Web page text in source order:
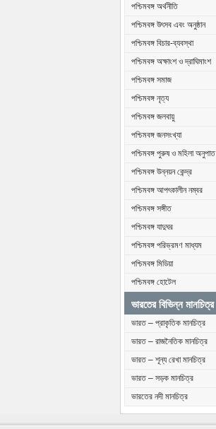
পশ্চিমবঙ্গ অর্থনীতি
পশ্চিমবঙ্গ উৎসব এবং অনুষ্ঠান
পশ্চিমবঙ্গ বিচার-ব্যবস্থা
পশ্চিমবঙ্গ অক্ষাংশ ও দ্রাঘিমাংশ
পশ্চিমবঙ্গ সমাজ
পশ্চিমবঙ্গ নৃত্য
পশ্চিমবঙ্গ জলবায়ু
পশ্চিমবঙ্গ জনসংখ্যা
পশ্চিমবঙ্গ পুরুষ ও মহিলা অনুপাত
পশ্চিমবঙ্গ উন্নয়ন কেন্দ্র
পশ্চিমবঙ্গ আপৎকালীন নম্বর
পশ্চিমবঙ্গ সঙ্গীত
পশ্চিমবঙ্গ যাদুঘর
পশ্চিমবঙ্গ পরিভ্রমণ মাধ্যম
পশ্চিমবঙ্গ মিডিয়া
পশ্চিমবঙ্গ হোটেল
ভারতের বিভিন্ন মানচিত্র
ভারত – প্রাকৃতিক মানচিত্র
ভারত – রাজনৈতিক মানচিত্র
ভারত – শূন্য রেখা মানচিত্র
ভারত – সড়ক মানচিত্র
ভারতের নদী মানচিত্র